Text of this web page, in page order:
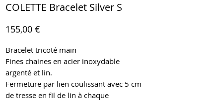
COLETTE Bracelet Silver S
155,00 €
Bracelet tricoté main
Fines chaines en acier inoxydable
argenté et lin.
Fermeture par lien coulissant avec 5 cm
de tresse en fil de lin à chaque